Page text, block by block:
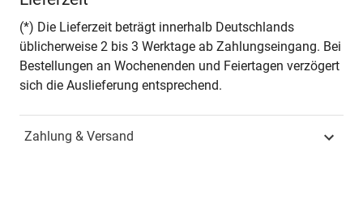
Seiten 318
Jahr Hamburg 2003
Schriftenreihe
(*) Die Lieferzeit beträgt innerhalb Deutschlands
üblicherweise 2 bis 3 Werktage ab Zahlungseingang. Bei
Bestellungen an Wochenenden und Feiertagen verzögert
sich die Auslieferung entsprechend.
Zahlung & Versand